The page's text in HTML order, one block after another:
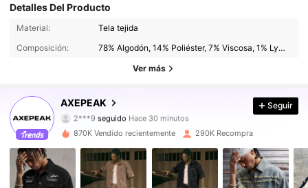
Detalles Del Producto
Material:
Tela tejida
Composición:
78% Algodón, 14% Poliéster, 7% Viscosa, 1% Lyocell
Ver más
AXEPEAK
380K Seguidores
4,83 380K Seguidores
4,83 380K Seguidores
4,83 380K Seguidores
Seguir
870K Vendido recientemente 290K Recompra